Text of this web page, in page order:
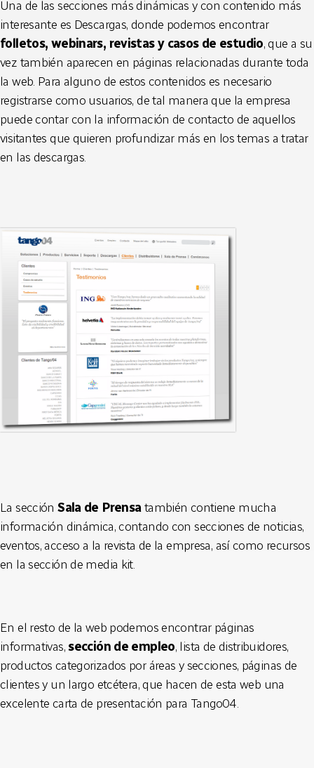
Una de las secciones más dinámicas y con contenido más
interesante es Descargas, donde podemos encontrar
folletos, webinars, revistas y casos de estudio, que a su
vez también aparecen en páginas relacionadas durante toda
la web. Para alguno de estos contenidos es necesario
registrarse como usuarios, de tal manera que la empresa
puede contar con la información de contacto de aquellos
visitantes que quieren profundizar más en los temas a tratar
en las descargas.
La secciónSala de Prensatambién contiene mucha
información dinámica, contando con secciones de noticias,
eventos, acceso a la revista de la empresa, así como recursos
en la sección de media kit.
En el resto de la web podemos encontrar páginas
informativas,sección de empleo, lista de distribuidores,
productos categorizados por áreas y secciones, páginas de
clientes y un largo etcétera, que hacen de esta web una
excelente carta de presentación para Tango04.